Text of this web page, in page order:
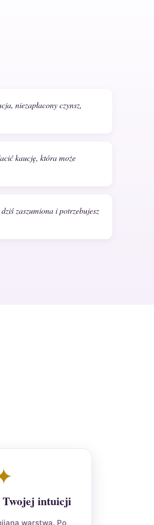
niezapłacony czynsz,
kaucję, która może
zaszumiona i potrzebujesz
Twojej intuicji
warstwa. Po